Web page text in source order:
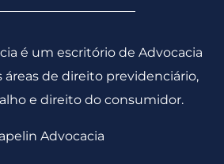
é um escritório de Advocacia
áreas de direito previdenciário,
e direito do consumidor.
Advocacia